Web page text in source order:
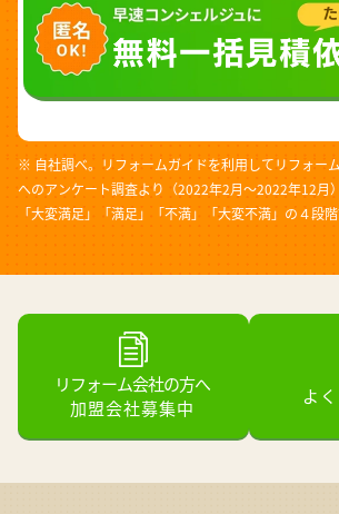
※ 自社調べ。リフォームガイドを利用してリフォー
へのアンケート調査より（2022年2月～2022年12月
「大変満足」「満足」「不満」「大変不満」の４段階
リフォーム会社の方へ
加盟会社募集中
よ